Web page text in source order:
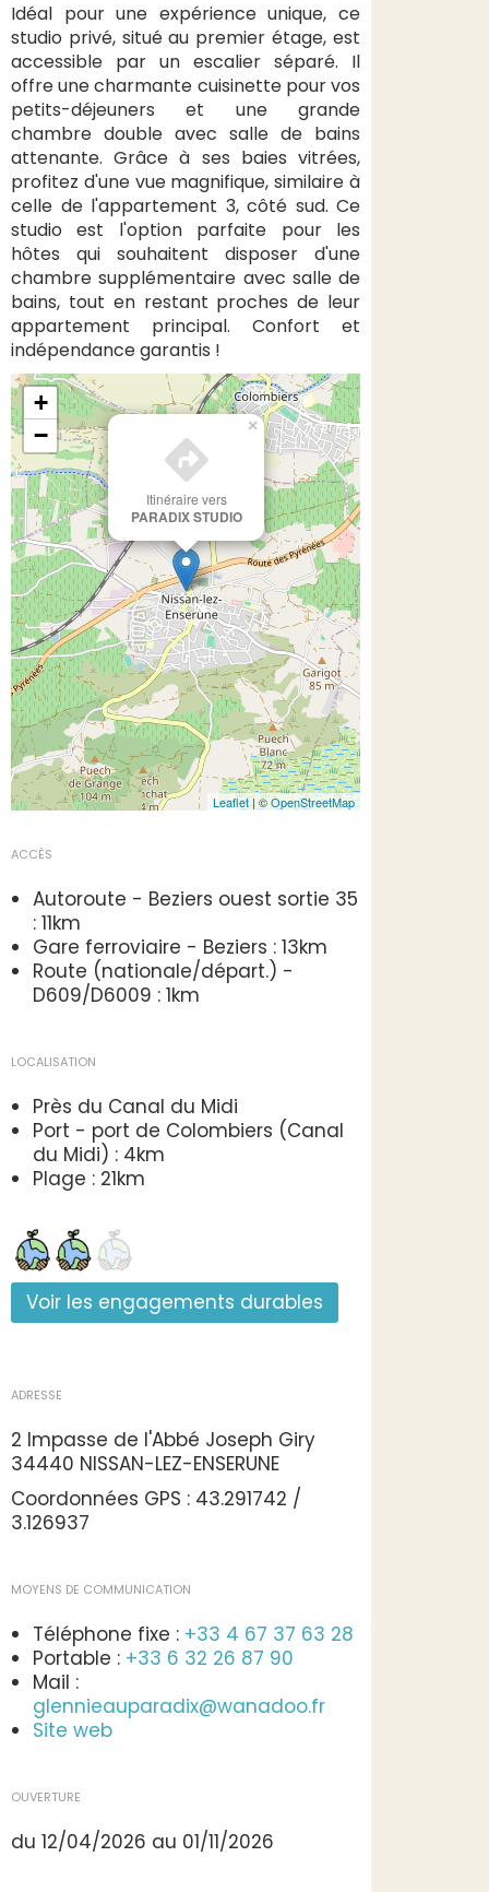
Idéal pour une expérience unique, ce
studio privé, situé au premier étage, est
accessible par un escalier séparé. Il
offre une charmante cuisinette pour vos
petits-déjeuners et une grande
chambre double avec salle de bains
attenante. Grâce à ses baies vitrées,
profitez d'une vue magnifique, similaire à
celle de l'appartement 3, côté sud. Ce
studio est l'option parfaite pour les
hôtes qui souhaitent disposer d'une
chambre supplémentaire avec salle de
bains, tout en restant proches de leur
appartement principal. Confort et
indépendance garantis !
Itinéraire vers
PARADIX STUDIO
×
+
−
Leaflet| ©OpenStreetMap
ACCÈS
Autoroute - Beziers ouest sortie 35
: 11km
Gare ferroviaire - Beziers : 13km
Route (nationale/départ.) -
D609/D6009 : 1km
LOCALISATION
Près du Canal du Midi
Port - port de Colombiers (Canal
du Midi) : 4km
Plage : 21km
Voir les engagements durables
ADRESSE
2 Impasse de l'Abbé Joseph Giry
34440 NISSAN-LEZ-ENSERUNE
Coordonnées GPS : 43.291742 /
3.126937
MOYENS DE COMMUNICATION
Téléphone fixe : +33 4 67 37 63 28
Portable : +33 6 32 26 87 90
Mail :
glennieauparadix@wanadoo.fr
Site web
OUVERTURE
du 12/04/2026 au 01/11/2026